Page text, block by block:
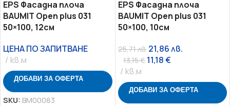
EPS Фасадна плоча
BAUMIT Open plus 031
50×100, 12см
ЦЕНА ПО ЗАПИТВАНЕ
кв.м
ДОБАВИ ЗА ОФЕРТА
SKU: BM00083
EPS Фасадна плоча
BAUMIT Open plus 031
50×100, 10см
25,71лв. 21,86лв.
13,15€ 11,18€
кв.м
ДОБАВИ ЗА ОФЕРТА